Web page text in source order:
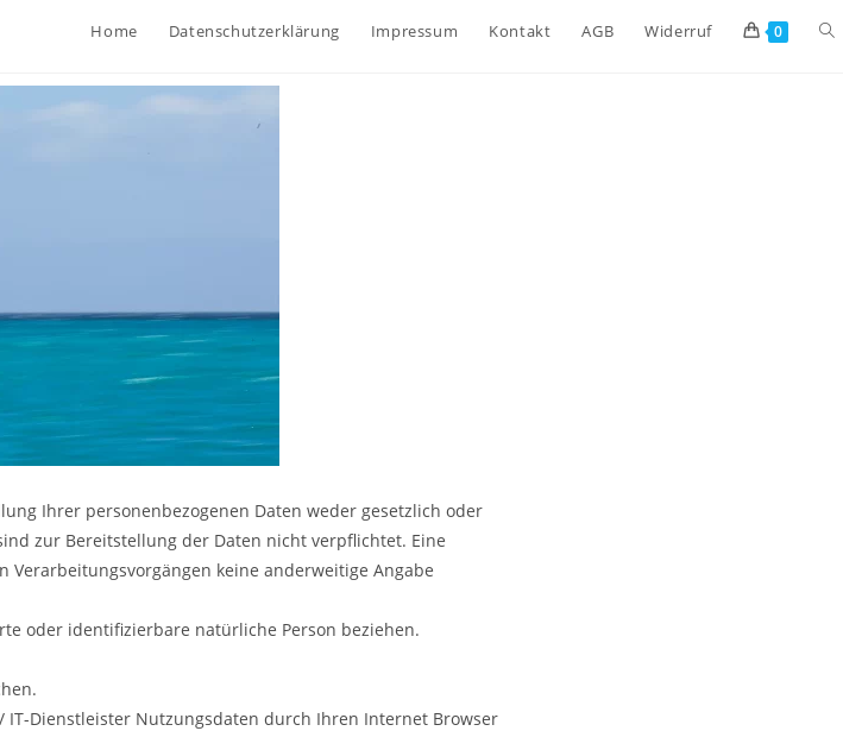
Home Datenschutzerklärung Impressum Kontakt AGB Widerruf 0
Ihrer personenbezogenen Daten weder gesetzlich oder
zur Bereitstellung der Daten nicht verpflichtet. Eine
keine anderweitige Angabe
oder identifizierbare natürliche Person beziehen.
Dienstleister Nutzungsdaten durch Ihren Internet Browser